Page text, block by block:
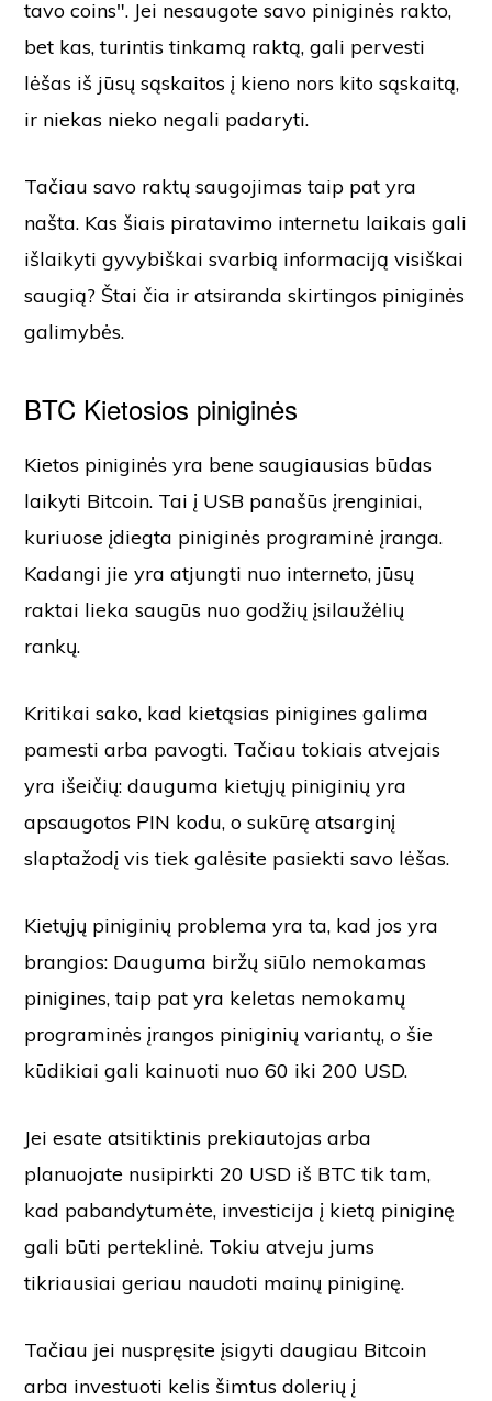
tavo coins". Jei nesaugote savo piniginės rakto,
bet kas, turintis tinkamą raktą, gali pervesti
lėšas iš jūsų sąskaitos į kieno nors kito sąskaitą,
ir niekas nieko negali padaryti.
Tačiau savo raktų saugojimas taip pat yra
našta. Kas šiais piratavimo internetu laikais gali
išlaikyti gyvybiškai svarbią informaciją visiškai
saugią? Štai čia ir atsiranda skirtingos piniginės
galimybės.
BTC Kietosios piniginės
Kietos piniginės yra bene saugiausias būdas
laikyti Bitcoin. Tai į USB panašūs įrenginiai,
kuriuose įdiegta piniginės programinė įranga.
Kadangi jie yra atjungti nuo interneto, jūsų
raktai lieka saugūs nuo godžių įsilaužėlių
rankų.
Kritikai sako, kad kietąsias pinigines galima
pamesti arba pavogti. Tačiau tokiais atvejais
yra išeičių: dauguma kietųjų piniginių yra
apsaugotos PIN kodu, o sukūrę atsarginį
slaptažodį vis tiek galėsite pasiekti savo lėšas.
Kietųjų piniginių problema yra ta, kad jos yra
brangios: Dauguma biržų siūlo nemokamas
pinigines, taip pat yra keletas nemokamų
programinės įrangos piniginių variantų, o šie
kūdikiai gali kainuoti nuo 60 iki 200 USD.
Jei esate atsitiktinis prekiautojas arba
planuojate nusipirkti 20 USD iš BTC tik tam,
kad pabandytumėte, investicija į kietą piniginę
gali būti perteklinė. Tokiu atveju jums
tikriausiai geriau naudoti mainų piniginę.
Tačiau jei nuspręsite įsigyti daugiau Bitcoin
arba investuoti kelis šimtus dolerių į